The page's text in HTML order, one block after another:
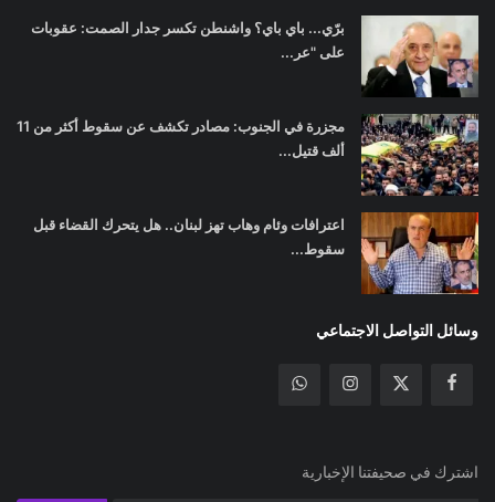
برّي... باي باي؟ واشنطن تكسر جدار الصمت: عقوبات
على "عر...
مجزرة في الجنوب: مصادر تكشف عن سقوط أكثر من 11
ألف قتيل...
اعترافات وئام وهاب تهز لبنان.. هل يتحرك القضاء قبل
سقوط...
وسائل التواصل الاجتماعي
اشترك في صحيفتنا الإخبارية